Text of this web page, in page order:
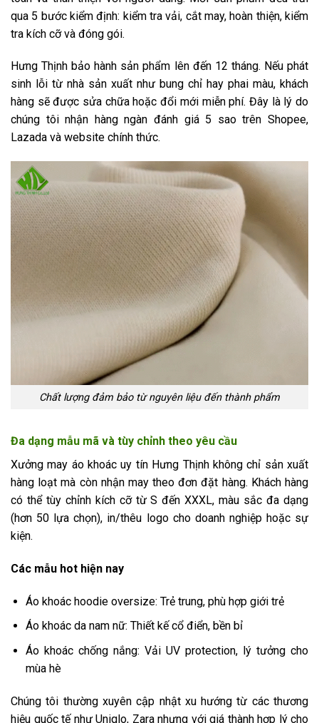
qua 5 bước kiểm định: kiểm tra vải, cắt may, hoàn thiện, kiểm
tra kích cỡ và đóng gói.
Hưng Thịnh bảo hành sản phẩm lên đến 12 tháng. Nếu phát
sinh lỗi từ nhà sản xuất như bung chỉ hay phai màu, khách
hàng sẽ được sửa chữa hoặc đổi mới miễn phí. Đây là lý do
chúng tôi nhận hàng ngàn đánh giá 5 sao trên Shopee,
Lazada và website chính thức.
Chất lượng đảm bảo từ nguyên liệu đến thành phẩm
Đa dạng mẫu mã và tùy chỉnh theo yêu cầu
Xưởng may áo khoác uy tín Hưng Thịnh không chỉ sản xuất
hàng loạt mà còn nhận may theo đơn đặt hàng. Khách hàng
có thể tùy chỉnh kích cỡ từ S đến XXXL, màu sắc đa dạng
(hơn 50 lựa chọn), in/thêu logo cho doanh nghiệp hoặc sự
kiện.
Các mẫu hot hiện nay
Áo khoác hoodie oversize: Trẻ trung, phù hợp giới trẻ
Áo khoác da nam nữ: Thiết kế cổ điển, bền bỉ
Áo khoác chống nắng: Vải UV protection, lý tưởng cho
mùa hè
Chúng tôi thường xuyên cập nhật xu hướng từ các thương
hiệu quốc tế như Uniqlo, Zara nhưng với giá thành hợp lý cho